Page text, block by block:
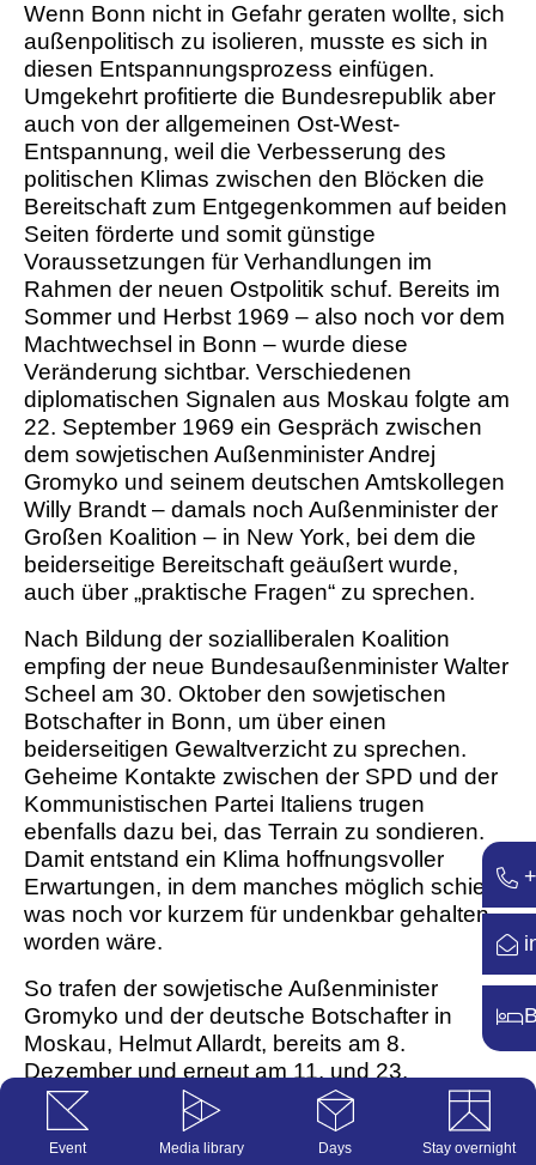
Wenn Bonn nicht in Gefahr geraten wollte, sich
außenpolitisch zu isolieren, musste es sich in
diesen Entspannungsprozess einfügen.
Umgekehrt profitierte die Bundesrepublik aber
auch von der allgemeinen Ost-West-
Entspannung, weil die Verbesserung des
politischen Klimas zwischen den Blöcken die
Bereitschaft zum Entgegenkommen auf beiden
Seiten förderte und somit günstige
Voraussetzungen für Verhandlungen im
Rahmen der neuen Ostpolitik schuf. Bereits im
Sommer und Herbst 1969 – also noch vor dem
Machtwechsel in Bonn – wurde diese
Veränderung sichtbar. Verschiedenen
diplomatischen Signalen aus Moskau folgte am
22. September 1969 ein Gespräch zwischen
dem sowjetischen Außenminister Andrej
Gromyko und seinem deutschen Amtskollegen
Willy Brandt – damals noch Außenminister der
Großen Koalition – in New York, bei dem die
beiderseitige Bereitschaft geäußert wurde,
auch über „praktische Fragen“ zu sprechen.
Nach Bildung der sozialliberalen Koalition
empfing der neue Bundesaußenminister Walter
Scheel am 30. Oktober den sowjetischen
Botschafter in Bonn, um über einen
beiderseitigen Gewaltverzicht zu sprechen.
Geheime Kontakte zwischen der SPD und der
Kommunistischen Partei Italiens trugen
ebenfalls dazu bei, das Terrain zu sondieren.
Damit entstand ein Klima hoffnungsvoller
Erwartungen, in dem manches möglich schien,
was noch vor kurzem für undenkbar gehalten
worden wäre.
So trafen der sowjetische Außenminister
Gromyko und der deutsche Botschafter in
Moskau, Helmut Allardt, bereits am 8.
Dezember und erneut am 11. und 23.
Dezember zu offiziellen Gesprächen
zusammen, die später von Egon Bahr
fortgeführt wurden. Bahr war durch seine
Event Media library Days Stay overnight